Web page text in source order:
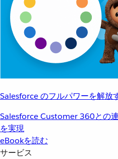
Salesforce のフルパワーを解放
Salesforce Customer 360との
を実現
eBookを読む
サービス